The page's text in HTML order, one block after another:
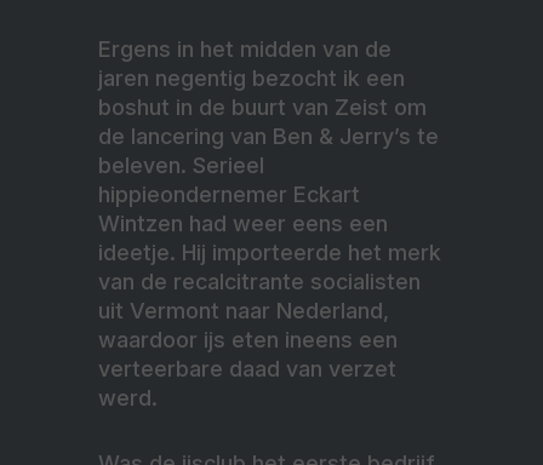
Ergens in het midden van de
jaren negentig bezocht ik een
boshut in de buurt van Zeist om
de lancering van Ben & Jerry’s te
beleven. Serieel
hippieondernemer Eckart
Wintzen had weer eens een
ideetje. Hij importeerde het merk
van de recalcitrante socialisten
uit Vermont naar Nederland,
waardoor ijs eten ineens een
verteerbare daad van verzet
werd.